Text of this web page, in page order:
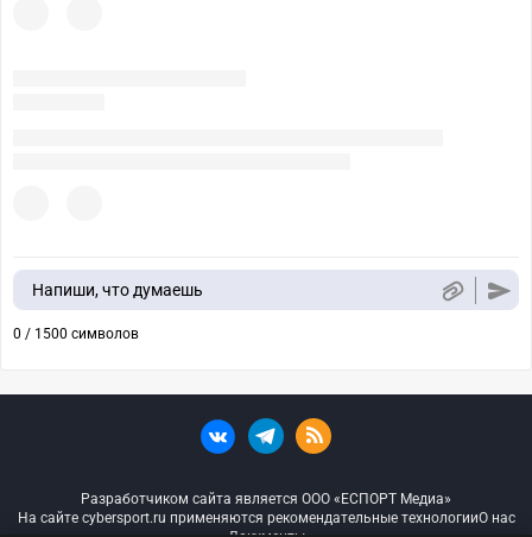
Напиши, что думаешь
0 / 1500 символов
Разработчиком сайта является ООО «ЕСПОРТ Медиа»
На сайте cybersport.ru применяются рекомендательные технологииО нас